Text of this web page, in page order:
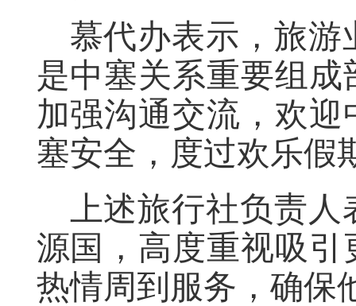
慕代办表示，旅
是中塞关系重要组
加强沟通交流，欢
塞安全，度过欢乐假
上述旅行社负责
源国，高度重视吸
热情周到服务，确保